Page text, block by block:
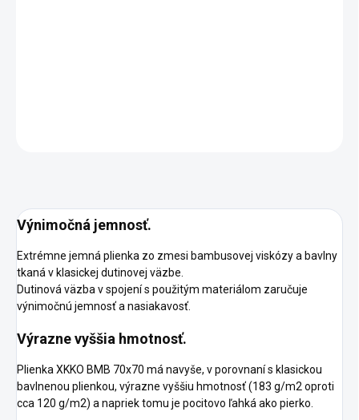
Výnimočná jemnosť.
Extrémne jemná plienka zo zmesi bambusovej viskózy a bavlny
tkaná v klasickej dutinovej väzbe.
Dutinová väzba v spojení s použitým materiálom zaručuje
výnimočnú jemnosť a nasiakavosť.
Výrazne vyššia hmotnosť.
Plienka XKKO BMB 70x70 má navyše, v porovnaní s klasickou
bavlnenou plienkou, výrazne vyššiu hmotnosť (183 g/m2 oproti
cca 120 g/m2) a napriek tomu je pocitovo ľahká ako pierko.